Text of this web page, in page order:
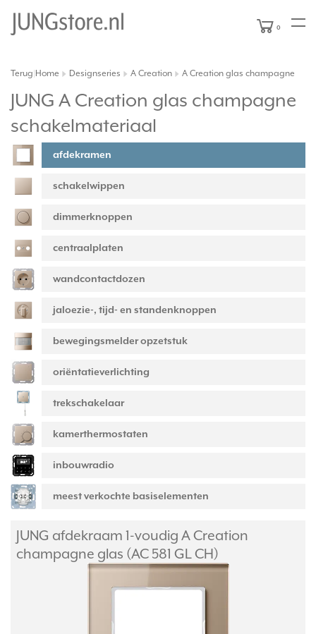
0
Terug Home Designseries A Creation A Creation glas champagne
JUNG A Creation glas champagne
schakelmateriaal
afdekramen
schakelwippen
dimmerknoppen
centraalplaten
wandcontactdozen
jaloezie-, tijd- en standenknoppen
bewegingsmelder opzetstuk
oriëntatieverlichting
trekschakelaar
kamerthermostaten
inbouwradio
meest verkochte basiselementen
JUNG afdekraam 1-voudig A Creation
champagne glas (AC 581 GL CH)